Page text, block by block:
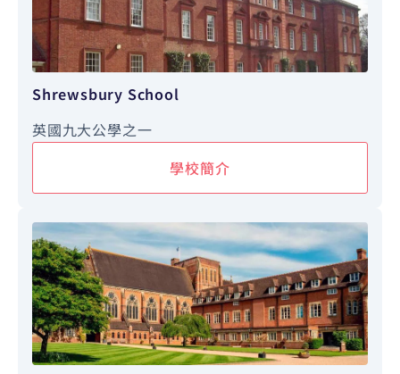
Shrewsbury School
英國九大公學之一
學校簡介